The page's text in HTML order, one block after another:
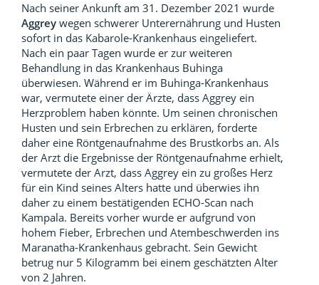
Nach seiner Ankunft am 31. Dezember 2021 wurde
Aggrey wegen schwerer Unterernährung und Husten
sofort in das Kabarole-Krankenhaus eingeliefert.
Nach ein paar Tagen wurde er zur weiteren
Behandlung in das Krankenhaus Buhinga
überwiesen. Während er im Buhinga-Krankenhaus
war, vermutete einer der Ärzte, dass Aggrey ein
Herzproblem haben könnte. Um seinen chronischen
Husten und sein Erbrechen zu erklären, forderte
daher eine Röntgenaufnahme des Brustkorbs an. Als
der Arzt die Ergebnisse der Röntgenaufnahme erhielt,
vermutete der Arzt, dass Aggrey ein zu großes Herz
für ein Kind seines Alters hatte und überwies ihn
daher zu einem bestätigenden ECHO-Scan nach
Kampala. Bereits vorher wurde er aufgrund von
hohem Fieber, Erbrechen und Atembeschwerden ins
Maranatha-Krankenhaus gebracht. Sein Gewicht
betrug nur 5 Kilogramm bei einem geschätzten Alter
von 2 Jahren.